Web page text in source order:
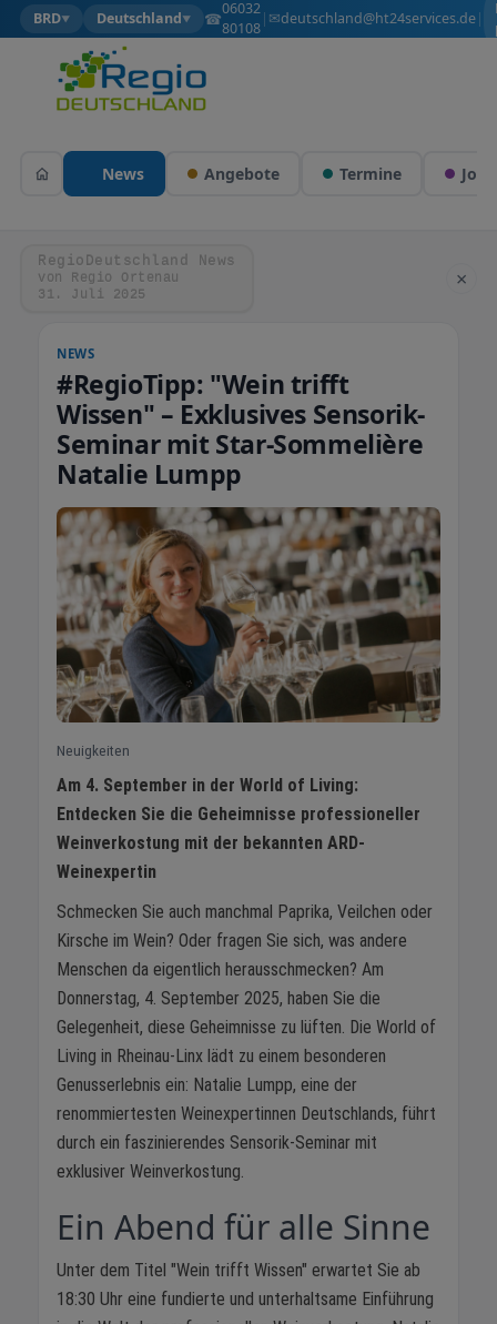
BRD▼ Deutschland▼ ☎06032
80108
| ✉deutschland@ht24services.de|
News Angebote Termine Jobs
RegioDeutschland News
von Regio Ortenau
31. Juli 2025
×
NEWS
#RegioTipp: "Wein trifft
Wissen" – Exklusives Sensorik-
Seminar mit Star-Sommelière
Natalie Lumpp
Neuigkeiten
Am 4. September in der World of Living:
Entdecken Sie die Geheimnisse professioneller
Weinverkostung mit der bekannten ARD-
Weinexpertin
Schmecken Sie auch manchmal Paprika, Veilchen oder
Kirsche im Wein? Oder fragen Sie sich, was andere
Menschen da eigentlich herausschmecken? Am
Donnerstag, 4. September 2025, haben Sie die
Gelegenheit, diese Geheimnisse zu lüften. Die World of
Living in Rheinau-Linx lädt zu einem besonderen
Genusserlebnis ein: Natalie Lumpp, eine der
renommiertesten Weinexpertinnen Deutschlands, führt
durch ein faszinierendes Sensorik-Seminar mit
exklusiver Weinverkostung.
Ein Abend für alle Sinne
Unter dem Titel "Wein trifft Wissen" erwartet Sie ab
18:30 Uhr eine fundierte und unterhaltsame Einführung